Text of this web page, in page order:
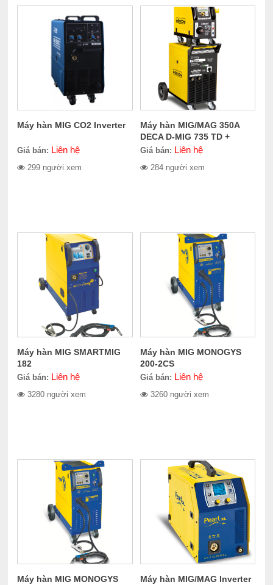
Máy hàn MIG CO2 Inverter
Giá bán: Liên hệ
299 người xem
Máy hàn MIG/MAG 350A
DECA D-MIG 735 TD +
WF4D
Giá bán: Liên hệ
284 người xem
Máy hàn MIG SMARTMIG
182
Giá bán: Liên hệ
3280 người xem
Máy hàn MIG MONOGYS
200-2CS
Giá bán: Liên hệ
3260 người xem
Máy hàn MIG MONOGYS
Máy hàn MIG/MAG Inverter